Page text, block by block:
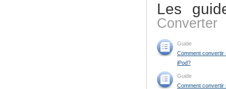
Les
Converter
Guide
Comment convertir
iPod?
Guide
Comment convertir